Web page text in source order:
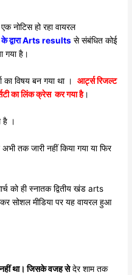
नोटिस हो रहा वायरल
Arts results से संबंधित कोई
गया है।
का विषय बन गया था ।आर्ट्स रिजल्ट
का लिंक क्रेस कर गया है।
है ।
तक जारी नहीं किया गया या फिर
को ही स्नातक द्वितीय खंड arts
सोशल मीडिया पर यह वायरल हुआ
था। जिसके वजह सेदेर शाम तक